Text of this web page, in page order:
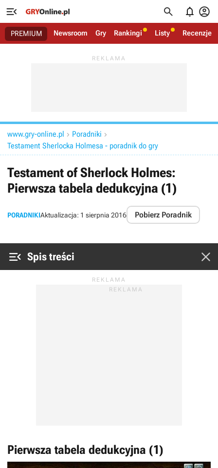
   
PREMIUM Newsroom Gry Rankingi Listy Recenzje
www.gry-online.pl  Poradniki 
Testament Sherlocka Holmesa - poradnik do gry
Testament of Sherlock Holmes:
Pierwsza tabela dedukcyjna (1)
PORADNIKIAktualizacja: 1 sierpnia 2016 Pobierz Poradnik
 Spis treści 
Pierwsza tabela dedukcyjna (1)